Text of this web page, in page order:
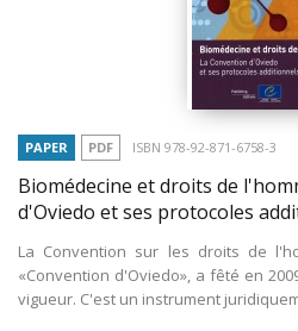
PAPER PDF ISBN 978-92-871-6758-3
Biomédecine et droits de
d'Oviedo et ses protocoles
La Convention sur les droits de
«Convention d'Oviedo», a fêté en
vigueur. C'est un instrument